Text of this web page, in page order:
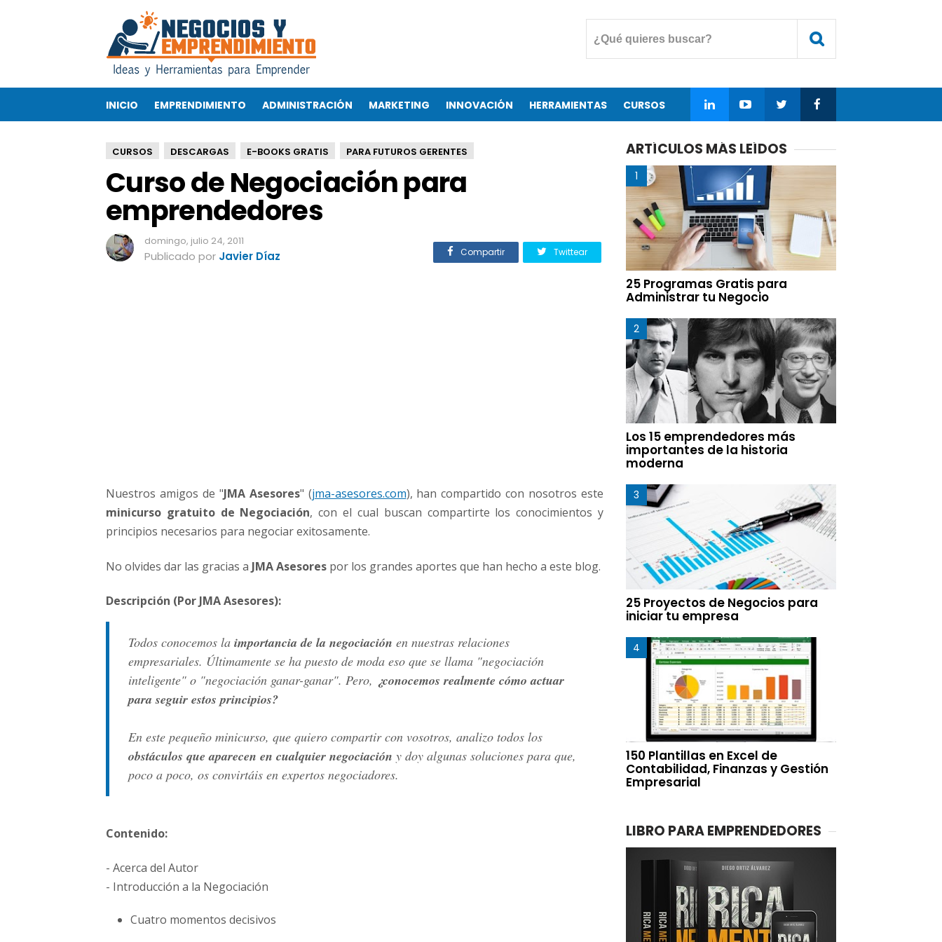
r
e
N
e
g
o
c
a
c
i
o
r
e
s
INICIO EMPRENDIMIENTO ADMINISTRACIÓN MARKETING INNOVACIÓN HERRAMIENTAS CURSOS
CURSOS DESCARGAS E-BOOKS GRATIS PARA FUTUROS GERENTES
Curso de Negociación para
emprendedores
domingo, julio 24, 2011
Publicado por Javier Díaz Compartir Twittear
Nuestros amigos de "JMA Asesores" (jma-asesores.com), han compartido con nosotros este
minicurso gratuito de Negociación, con el cual buscan compartirte los conocimientos y
principios necesarios para negociar exitosamente.
No olvides dar las gracias a JMA Asesores por los grandes aportes que han hecho a este blog.
Descripción (Por JMA Asesores):
Todos conocemos la importancia de la negociación en nuestras relaciones
empresariales. Últimamente se ha puesto de moda eso que se llama "negociación
inteligente" o "negociación ganar-ganar". Pero, ¿conocemos realmente cómo actuar
para seguir estos principios?
En este pequeño minicurso, que quiero compartir con vosotros, analizo todos los
obstáculos que aparecen en cualquier negociación y doy algunas soluciones para que,
poco a poco, os convirtáis en expertos negociadores.
Contenido:
- Acerca del Autor
- Introducción a la Negociación
Cuatro momentos decisivos
ARTÍCULOS MÁS LEÍDOS
25 Programas Gratis para
Administrar tu Negocio
Los 15 emprendedores más
importantes de la historia
moderna
25 Proyectos de Negocios para
iniciar tu empresa
150 Plantillas en Excel de
Contabilidad, Finanzas y Gestión
Empresarial
LIBRO PARA EMPRENDEDORES